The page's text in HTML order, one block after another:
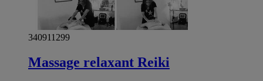
340911299
Massage relaxant Reiki